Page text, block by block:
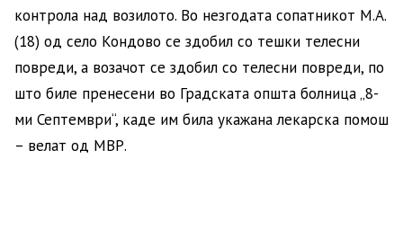
контрола над возилото. Во незгодата сопатникот М.А.
(18) од село Кондово се здобил со тешки телесни
повреди, а возачот се здобил со телесни повреди, по
што биле пренесени во Градската општа болница „8-
ми Септември“, каде им била укажана лекарска помош
– велат од МВР.